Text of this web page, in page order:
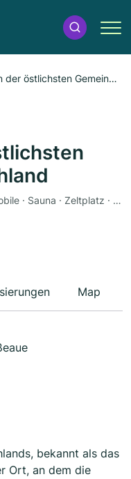
der östlichsten Gemeinde
Campingplatz · Bootsverleih · Wohnmobile · Sauna · Zeltplatz · Pferde · Parkplätze
Map
bekannt als das
Ort, an dem die